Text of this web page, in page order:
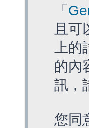
「
且可
上
的內
訊，
您同